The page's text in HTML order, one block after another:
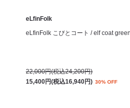
eLfinFolk
eLfinFolk こびとコート / elf coat
22,000円(税込24,200円)
15,400円(税込16,940円) 30% OFF